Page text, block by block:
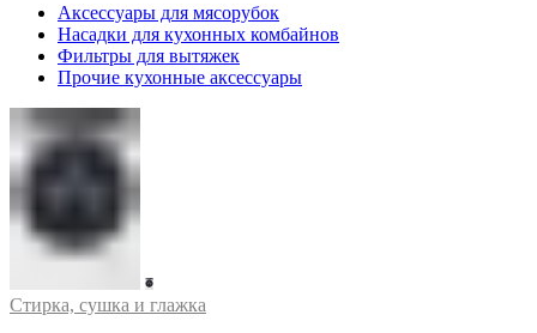
Аксессуары для мясорубок
Насадки для кухонных комбайнов
Фильтры для вытяжек
Прочие кухонные аксессуары
Стирка, сушка и глажка